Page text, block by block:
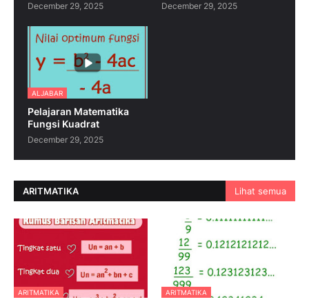
December 29, 2025 December 29, 2025
ALJABAR
Pelajaran Matematika
Fungsi Kuadrat
December 29, 2025
ARITMATIKA Lihat semua
ARITMATIKA ARITMATIKA